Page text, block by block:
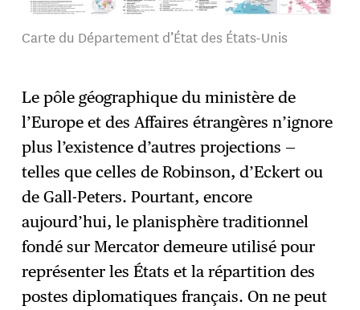
Carte du Département d’État des États-Unis
Le pôle géographique du ministère de
l’Europe et des Affaires étrangères n’ignore
plus l’existence d’autres projections —
telles que celles de Robinson, d’Eckert ou
de Gall-Peters. Pourtant, encore
aujourd’hui, le planisphère traditionnel
fondé sur Mercator demeure utilisé pour
représenter les États et la répartition des
postes diplomatiques français. On ne peut